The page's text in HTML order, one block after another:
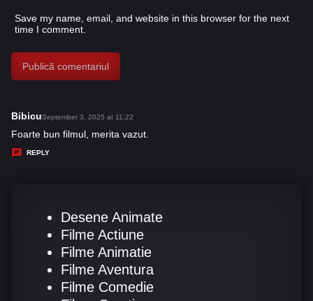
Save my name, email, and website in this browser for the next
time I comment.
Bibicus
a
y
September 3, 2025 at 11:22
Foarte bun filmul, merita vazut.
REPLY
Desene Animate
Filme Actiune
Filme Animatie
Filme Aventura
Filme Comedie